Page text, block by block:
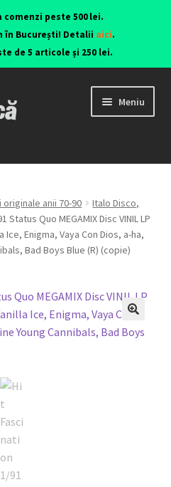
peste 500 lei.
în București! Detalii aici.
de 5 articole și 250 lei.
Meniu
90
originale anii 70-90
Italo Disco,
Status Quo MEGAMIX Disc VINIL LP
Ice, Enigma, Vaya Con Dios, a-ha,
Bad Boys Blue (R) (copie)
🔍